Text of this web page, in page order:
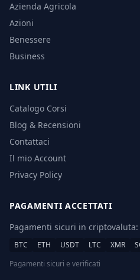
Azienda Agricola
Azioni
Benessere
Business
LINK UTILI
Catalogo Corsi
Blog & Recensioni
Contattaci
Il mio Account
Privacy Policy
PAGAMENTI ACCETTATI
Pagamenti sicuri in criptovaluta:
BTC ETH USDT LTC XMR
Pagamenti sicuri e verificati